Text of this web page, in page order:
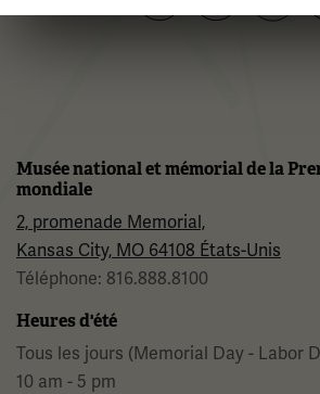
Musée national et mémorial de la
mondiale
2, promenade Memorial,
Kansas City, MO 64108 États-Unis
Téléphone: 816.888.8100
Heures d'été
Tous les jours (Memorial Day - Labor
10 am - 5 pm